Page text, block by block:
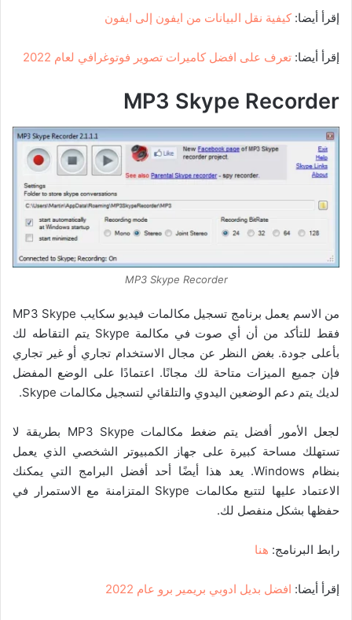
إقرأ أيضا: كيفية نقل البيانات من ايفون إلى ايفون
إقرأ أيضا: تعرف على افضل كاميرات تصوير فوتوغرافي لعام 2022
MP3 Skype Recorder
MP3 Skype Recorder
من الاسم يعمل برنامج تسجيل مكالمات فيديو سكايب MP3 Skype
فقط للتأكد من أن أي صوت في مكالمة Skype يتم التقاطه لك
بأعلى جودة. بغض النظر عن مجال الاستخدام تجاري أو غير تجاري
فإن جميع الميزات متاحة لك مجانًا. اعتمادًا على الوضع المفضل
لديك يتم دعم الوضعين اليدوي والتلقائي لتسجيل مكالمات Skype.
لجعل الأمور أفضل يتم ضغط مكالمات MP3 Skype بطريقة لا
تستهلك مساحة كبيرة على جهاز الكمبيوتر الشخصي الذي يعمل
بنظام Windows. يعد هذا أيضًا أحد أفضل البرامج التي يمكنك
الاعتماد عليها لتتبع مكالمات Skype المتزامنة مع الاستمرار في
حفظها بشكل منفصل لك.
رابط البرنامج: هنا
إقرأ أيضا: افضل بديل ادوبي بريمير برو عام 2022